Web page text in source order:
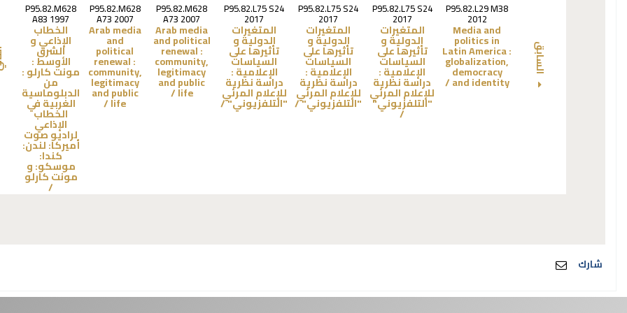
السابق
P95.82.L29 M38
2012
Media and
politics in
Latin America :
globalization,
democracy
and identity /
P95.82.L75 S24
2017
المتغيرات
الدولية و
تأثيرها على
السياسات
الإعلامية :
دراسة نظرية
للإعلام المرئي
"التلفزيوني"
/
P95.82.L75 S24
2017
المتغيرات
الدولية و
تأثيرها على
السياسات
الإعلامية :
دراسة نظرية
للإعلام المرئي
"التلفزيوني" /
P95.82.L75 S24
2017
المتغيرات
الدولية و
تأثيرها على
السياسات
الإعلامية :
دراسة نظرية
للإعلام المرئي
"التلفزيوني" /
P95.82.M628
A73 2007
Arab media
and political
renewal :
community,
legitimacy
and public
life /
P95.82.M628
A73 2007
Arab media
and
political
renewal :
community,
legitimacy
and public
life /
P95.82.M628
A83 1997
الخطاب
الإذاعي و
الشرق
الأوسط :
مونت كارلو :
من
الدبلوماسية
الغربية في
الخطاب
الإذاعي
لراديو صوت
أميركا: لندن:
كندا:
موسكو: و
مونت كارلو
/
شارك